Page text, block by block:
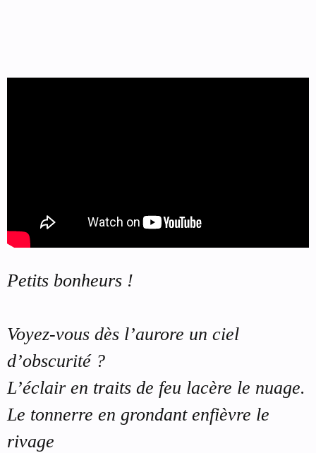
Petits bonheurs !
Voyez-vous dès l’aurore un ciel
d’obscurité ?
L’éclair en traits de feu lacère le nuage.
Le tonnerre en grondant enfièvre le
rivage